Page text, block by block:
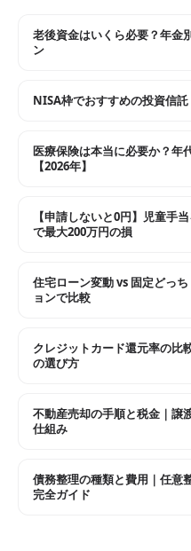
老後資金はいくら必要？年金
ン
NISA枠でおすすめの投資信
医療保険は本当に必要か？年
【2026年】
【申請しないと0円】児童手
で最大200万円の損
住宅ローン変動 vs 固定どっ
ョンで比較
クレジットカード還元率の比
の選び方
不動産売却の手順と税金｜譲
仕組み
債務整理の種類と費用｜任意
完全ガイド